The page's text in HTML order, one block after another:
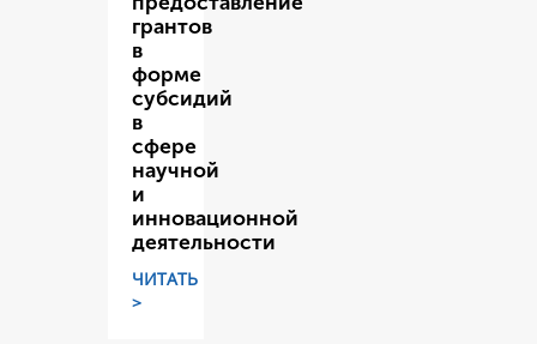
грантов
в
форме
субсидий
в
сфере
научной
и
инновационной
деятельности
ЧИТАТЬ
>